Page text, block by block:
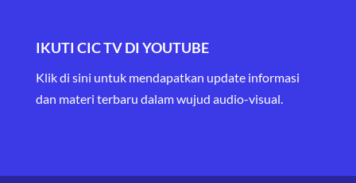
IKUTI CIC TV DI YOUTUBE
Klik di sini untuk mendapatkan update informasi
dan materi terbaru dalam wujud audio-visual.